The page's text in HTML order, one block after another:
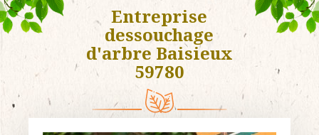
Entreprise
dessouchage
d'arbre Baisieux
59780